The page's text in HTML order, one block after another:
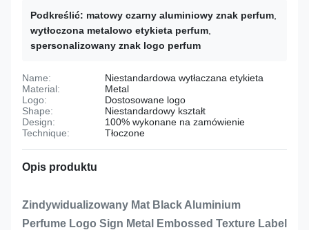
Podkreślić: matowy czarny aluminiowy znak perfum
wytłoczona metalowo etykieta perfum
spersonalizowany znak logo perfum
Name:
Niestandardowa wytłaczana etykieta
Material:
Metal
Logo:
Dostosowane logo
Shape:
Niestandardowy kształt
Design:
100% wykonane na zamówienie
Technique:
Tłoczone
Opis produktu
Zindywidualizowany Mat Black Aluminium
Perfume Logo Sign Metal Embossed Texture Label